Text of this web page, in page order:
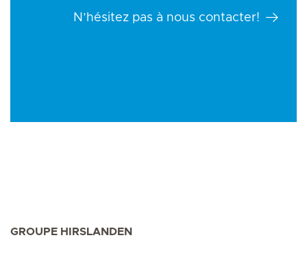
N’hésitez pas à nous contacter!
GROUPE HIRSLANDEN